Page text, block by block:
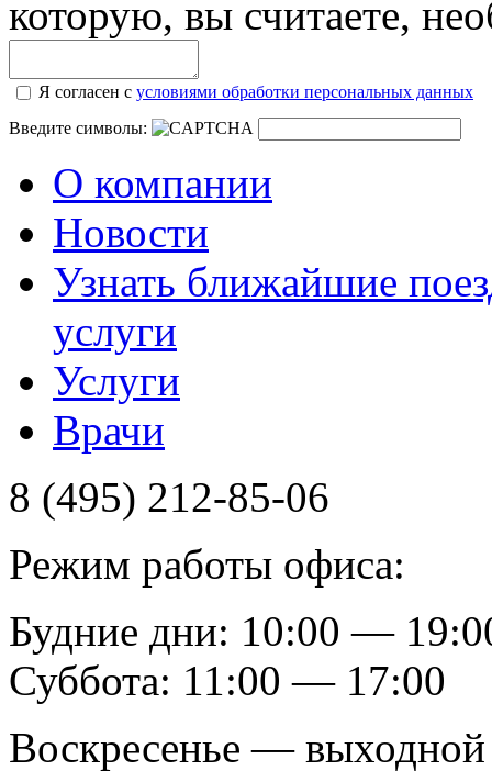
которую, вы считаете,
Я согласен с условиями обработки персональных данных
Введите символы:
О компании
Новости
Узнать ближайшие
услуги
Услуги
Врачи
8 (495) 212-85-06
Режим работы офиса:
Будние дни: 10:00 —
Суббота: 11:00 — 17:00
Воскресенье — выходной